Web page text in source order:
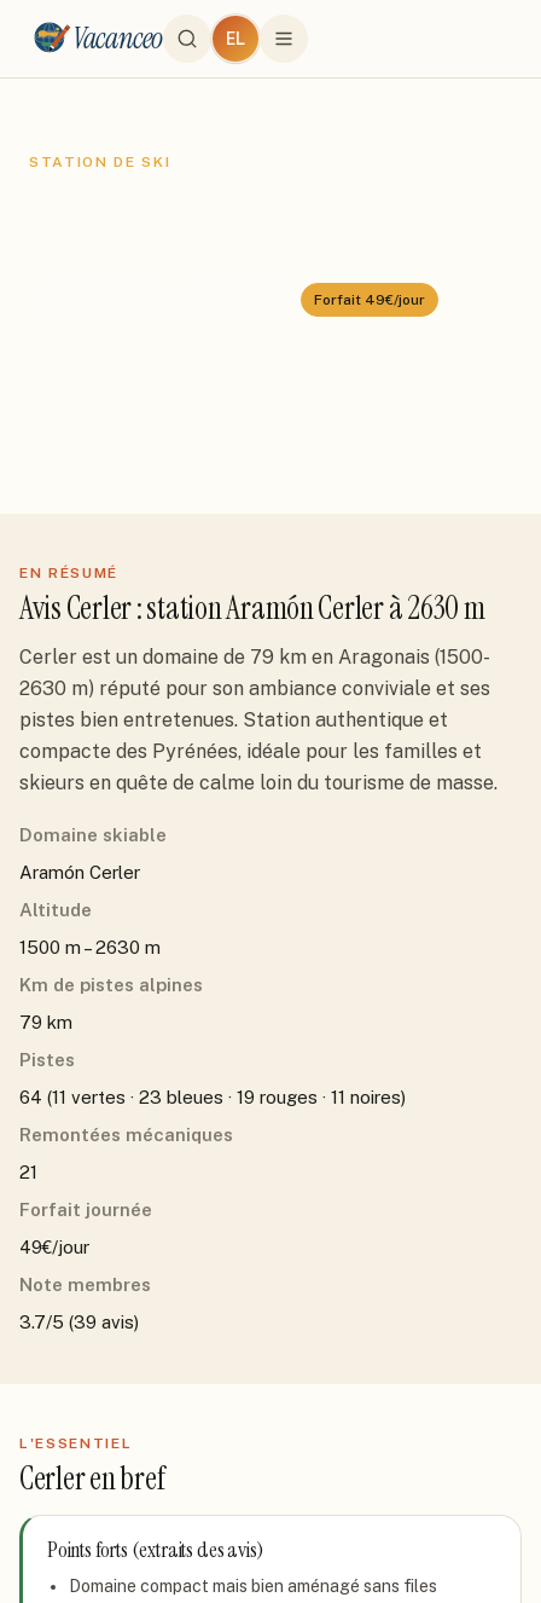
Vacanceo EL
STATION DE SKI
Forfait 49€/jour
EN RÉSUMÉ
AvisCerler: stationAramón Cerlerà 2630 m
Cerler est un domaine de 79 km en Aragonais (1500-
2630 m) réputé pour son ambiance conviviale et ses
pistes bien entretenues. Station authentique et
compacte des Pyrénées, idéale pour les familles et
skieurs en quête de calme loin du tourisme de masse.
Domaine skiable
Aramón Cerler
Altitude
1500 m – 2630 m
Km de pistes alpines
79 km
Pistes
64 (11 vertes · 23 bleues · 19 rouges · 11 noires)
Remontées mécaniques
21
Forfait journée
49€/jour
Note membres
3.7/5 (39 avis)
L'ESSENTIEL
Cerleren bref
Points forts (extraits des avis)
Domaine compact mais bien aménagé sans files